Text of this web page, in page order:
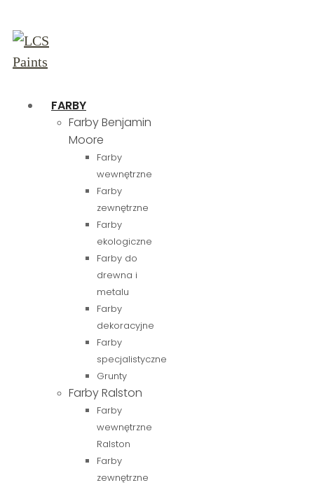
FARBY
Farby Benjamin
Moore
Farby
wewnętrzne
Farby
zewnętrzne
Farby
ekologiczne
Farby do
drewna i
metalu
Farby
dekoracyjne
Farby
specjalistyczne
Grunty
Farby Ralston
Farby
wewnętrzne
Ralston
Farby
zewnętrzne